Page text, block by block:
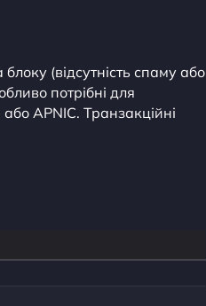
(відсутність спаму або
потрібні для
APNIC. Транзакційні